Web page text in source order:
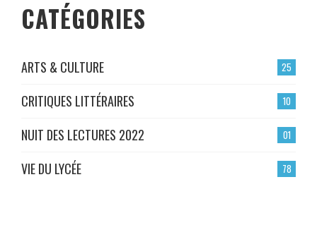
CATÉGORIES
25
ARTS & CULTURE
10
CRITIQUES LITTÉRAIRES
01
NUIT DES LECTURES 2022
78
VIE DU LYCÉE